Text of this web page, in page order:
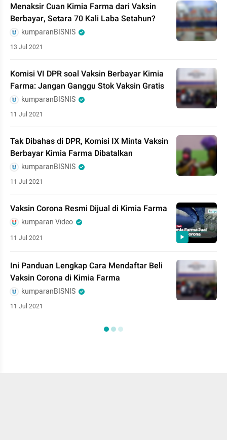
Menaksir Cuan Kimia Farma dari Vaksin
Berbayar, Setara 70 Kali Laba Setahun?
kumparanBISNIS
13 Jul 2021
Komisi VI DPR soal Vaksin Berbayar Kimia
Farma: Jangan Ganggu Stok Vaksin Gratis
kumparanBISNIS
11 Jul 2021
Tak Dibahas di DPR, Komisi IX Minta Vaksin
Berbayar Kimia Farma Dibatalkan
kumparanBISNIS
11 Jul 2021
Vaksin Corona Resmi Dijual di Kimia Farma
kumparan Video
11 Jul 2021
Ini Panduan Lengkap Cara Mendaftar Beli
Vaksin Corona di Kimia Farma
kumparanBISNIS
11 Jul 2021